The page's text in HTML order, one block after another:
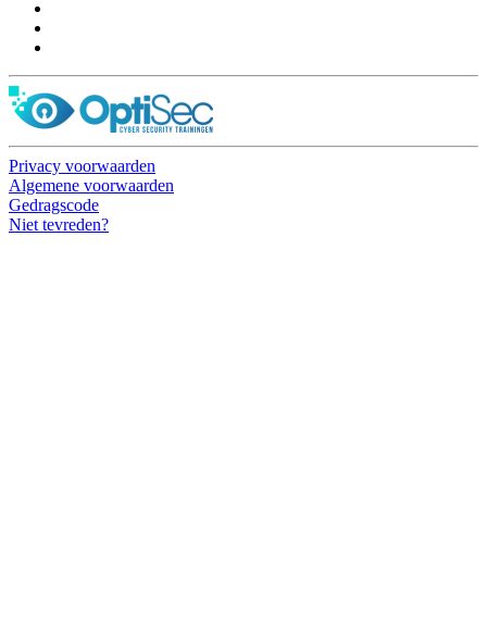
Privacy voorwaarden
Algemene voorwaarden
Gedragscode
Niet tevreden?